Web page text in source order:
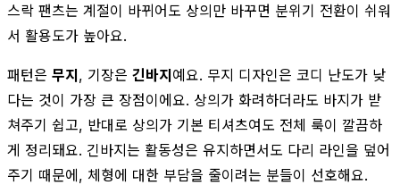
스락 팬츠는 계절이 바뀌어도 상의만 바꾸면 분위기 전환이 쉬워
서 활용도가 높아요.
패턴은 무지, 기장은 긴바지예요. 무지 디자인은 코디 난도가 낮
다는 것이 가장 큰 장점이에요. 상의가 화려하더라도 바지가 받
쳐주기 쉽고, 반대로 상의가 기본 티셔츠여도 전체 룩이 깔끔하
게 정리돼요. 긴바지는 활동성은 유지하면서도 다리 라인을 덮어
주기 때문에, 체형에 대한 부담을 줄이려는 분들이 선호해요.